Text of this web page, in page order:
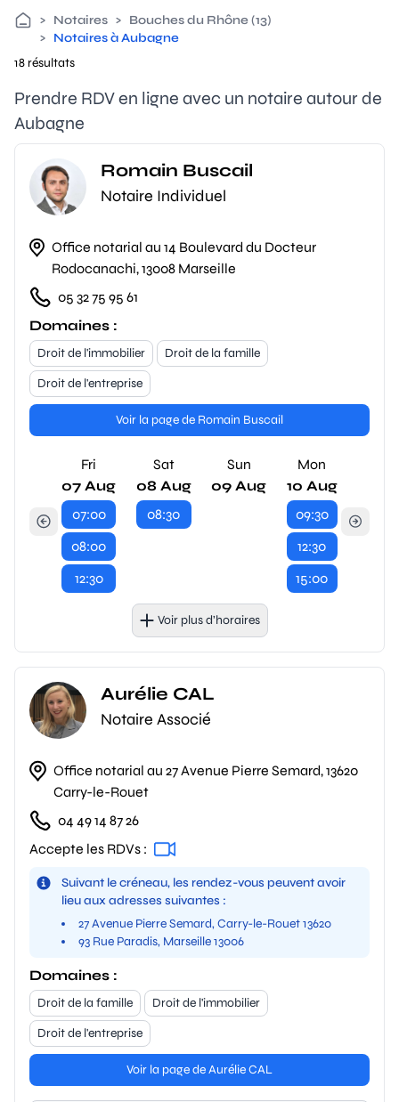
> Notaires > Bouches du Rhône (13)
> Notaires à Aubagne
18 résultats
Prendre RDV en ligne avec un notaire autour de
Aubagne
Romain Buscail
Notaire Individuel
Office notarial au 14 Boulevard du Docteur
Rodocanachi, 13008 Marseille
05 32 75 95 61
Domaines :
Droit de l'immobilier
Droit de la famille
Droit de l'entreprise
Voir la page de Romain Buscail
Fri
07 Aug
07:00
08:00
12:30
Sat
08 Aug
08:30
Sun
09 Aug
Mon
10 Aug
09:30
12:30
15:00
Voir plus d’horaires
Aurélie CAL
Notaire Associé
Office notarial au 27 Avenue Pierre Semard, 13620
Carry-le-Rouet
04 49 14 87 26
Accepte les RDVs :
Suivant le créneau, les rendez-vous peuvent avoir
lieu aux adresses suivantes :
27 Avenue Pierre Semard, Carry-le-Rouet 13620
93 Rue Paradis, Marseille 13006
Domaines :
Droit de la famille
Droit de l'immobilier
Droit de l'entreprise
Voir la page de Aurélie CAL